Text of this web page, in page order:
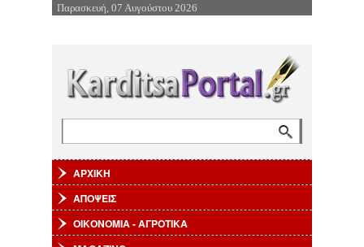
Επιστροφή στην Πλοήγηση
Παρασκευή, 07 Αυγούστου 2026
ΑΡΧΙΚΗ
ΑΠΟΨΕΙΣ
ΟΙΚΟΝΟΜΙΑ - ΑΓΡΟΤΙΚΑ